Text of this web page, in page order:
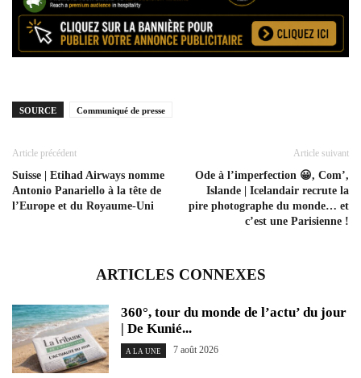
SOURCE Communiqué de presse
Article précédent
Suisse | Etihad Airways nomme
Antonio Panariello à la tête de
l’Europe et du Royaume-Uni
Article suivant
Ode à l’imperfection 😀, Com’,
Islande | Icelandair recrute la
pire photographe du monde… et
c’est une Parisienne !
ARTICLES CONNEXES
360°, tour du monde de l’actu’ du jour
| De Kunié...
A LA UNE 7 août 2026